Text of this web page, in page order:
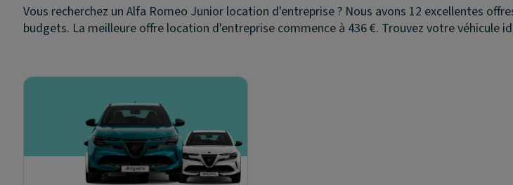
Vous recherchez un Alfa Romeo Junior location d'entreprise ? Nous avons 12 excellentes
budgets. La meilleure offre location d'entreprise commence à 436 €. Trouvez votre véhicule